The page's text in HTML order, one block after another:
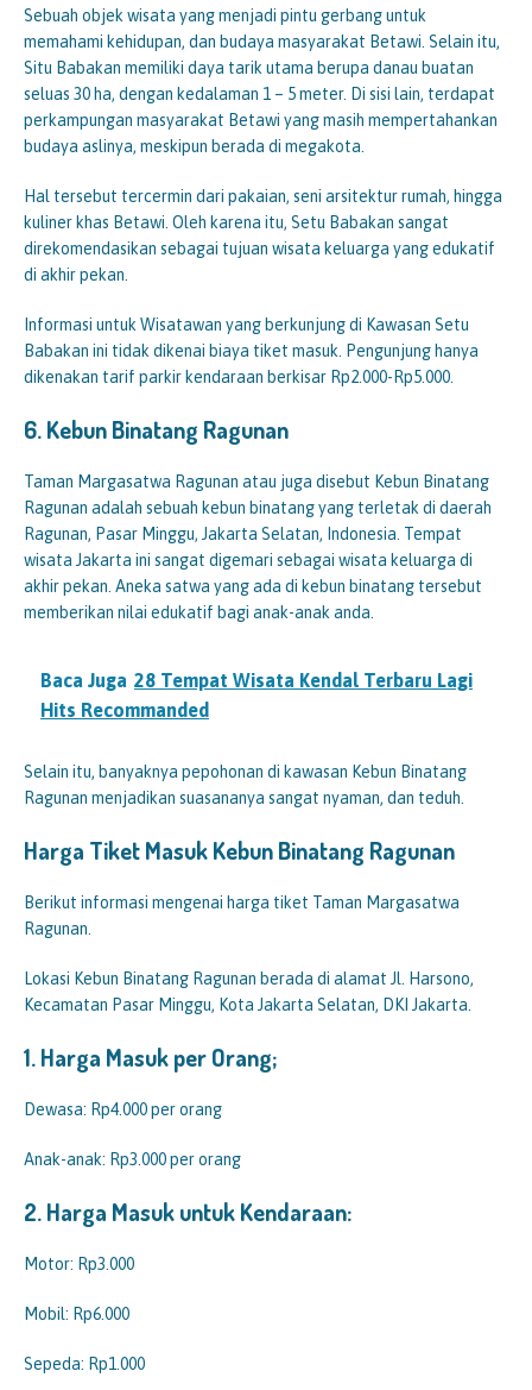
Sebuah objek wisata yang menjadi pintu gerbang untuk
memahami kehidupan, dan budaya masyarakat Betawi. Selain itu,
Situ Babakan memiliki daya tarik utama berupa danau buatan
seluas 30 ha, dengan kedalaman 1 – 5 meter. Di sisi lain, terdapat
perkampungan masyarakat Betawi yang masih mempertahankan
budaya aslinya, meskipun berada di megakota.
Hal tersebut tercermin dari pakaian, seni arsitektur rumah, hingga
kuliner khas Betawi. Oleh karena itu, Setu Babakan sangat
direkomendasikan sebagai tujuan wisata keluarga yang edukatif
di akhir pekan.
Informasi untuk Wisatawan yang berkunjung di Kawasan Setu
Babakan ini tidak dikenai biaya tiket masuk. Pengunjung hanya
dikenakan tarif parkir kendaraan berkisar Rp2.000-Rp5.000.
6. Kebun Binatang Ragunan
Taman Margasatwa Ragunan atau juga disebut Kebun Binatang
Ragunan adalah sebuah kebun binatang yang terletak di daerah
Ragunan, Pasar Minggu, Jakarta Selatan, Indonesia. Tempat
wisata Jakarta ini sangat digemari sebagai wisata keluarga di
akhir pekan. Aneka satwa yang ada di kebun binatang tersebut
memberikan nilai edukatif bagi anak-anak anda.
Baca Juga 28 Tempat Wisata Kendal Terbaru Lagi
Hits Recommanded
Selain itu, banyaknya pepohonan di kawasan Kebun Binatang
Ragunan menjadikan suasananya sangat nyaman, dan teduh.
Harga Tiket Masuk Kebun Binatang Ragunan
Berikut informasi mengenai harga tiket Taman Margasatwa
Ragunan.
Lokasi Kebun Binatang Ragunan berada di alamat Jl. Harsono,
Kecamatan Pasar Minggu, Kota Jakarta Selatan, DKI Jakarta.
1. Harga Masuk per Orang;
Dewasa: Rp4.000 per orang
Anak-anak: Rp3.000 per orang
2. Harga Masuk untuk Kendaraan:
Motor: Rp3.000
Mobil: Rp6.000
Sepeda: Rp1.000